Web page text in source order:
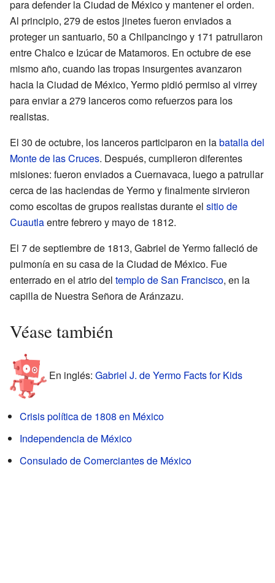
para defender la Ciudad de México y mantener el orden.
Al principio, 279 de estos jinetes fueron enviados a
proteger un santuario, 50 a Chilpancingo y 171 patrullaron
entre Chalco e Izúcar de Matamoros. En octubre de ese
mismo año, cuando las tropas insurgentes avanzaron
hacia la Ciudad de México, Yermo pidió permiso al virrey
para enviar a 279 lanceros como refuerzos para los
realistas.
El 30 de octubre, los lanceros participaron en labatalla del
Monte de las Cruces. Después, cumplieron diferentes
misiones: fueron enviados a Cuernavaca, luego a patrullar
cerca de las haciendas de Yermo y finalmente sirvieron
como escoltas de grupos realistas durante el sitio de
Cuautlaentre febrero y mayo de 1812.
El 7 de septiembre de 1813, Gabriel de Yermo falleció de
pulmonía en su casa de la Ciudad de México. Fue
enterrado en el atrio del templo de San Francisco, en la
capilla de Nuestra Señora de Aránzazu.
Véase también
En inglés: Gabriel J. de Yermo Facts for Kids
Crisis política de 1808 en México
Independencia de México
Consulado de Comerciantes de México